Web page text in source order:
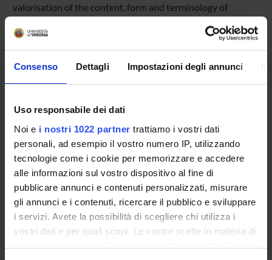
Consenso Dettagli Impostazioni degli annunci
Uso responsabile dei dati
Noi e i nostri 1022 partner trattiamo i vostri dati
personali, ad esempio il vostro numero IP, utilizzando
tecnologie come i cookie per memorizzare e accedere
alle informazioni sul vostro dispositivo al fine di
pubblicare annunci e contenuti personalizzati, misurare
gli annunci e i contenuti, ricercare il pubblico e sviluppare
i servizi. Avete la possibilità di scegliere chi utilizza i
vostri dati e per quali scopi. Le vostre scelte in materia di
privacy sono applicabili solo su questa proprietà digitale
valorisation of the content, form and terminology of
ancient grammatical and metrical doctrine, with particular
regard to (a) their influence on the linguistic thought of the
Middle Ages and the modern period; (b) a reappraisal of
grammatical texts as sources for the knowledge of auctores
lost in direct tradition, as well as the basis for publications
of fragments; (c) the study of late antique school practices
teaching based on a historical-linguistic perspective.
PROJECT PARTICIPANTS
Paolo De Paolis
Full Professor
Fatima El Matouni
Teaching Assistant